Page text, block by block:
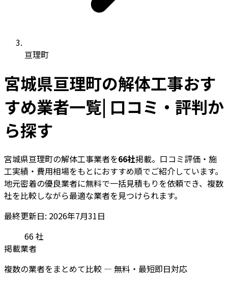
亘理町
宮城県亘理町の解体工事おす
すめ業者一覧| 口コミ・評判か
ら探す
宮城県亘理町の解体工事業者を66社掲載。口コミ評価・施
工実績・費用相場をもとにおすすめ順でご紹介しています。
地元密着の優良業者に無料で一括見積もりを依頼でき、複数
社を比較しながら最適な業者を見つけられます。
最終更新日: 2026年7月31日
66社
掲載業者
複数の業者をまとめて比較 — 無料・最短即日対応